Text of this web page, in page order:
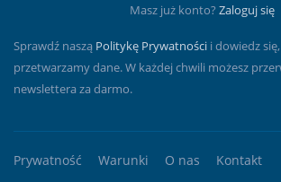
Masz już konto? Zaloguj się
Sprawdź naszą Politykę Prywatności i dowiedz
przetwarzamy dane. W każdej chwili możesz
newslettera za darmo.
Prywatność Warunki O nas Kontakt